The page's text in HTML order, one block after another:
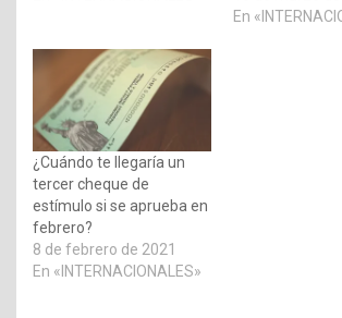
En
¿Cuándo te llegaría un
tercer cheque de
estímulo si se aprueba en
febrero?
8 de febrero de 2021
En «INTERNACIONALES»